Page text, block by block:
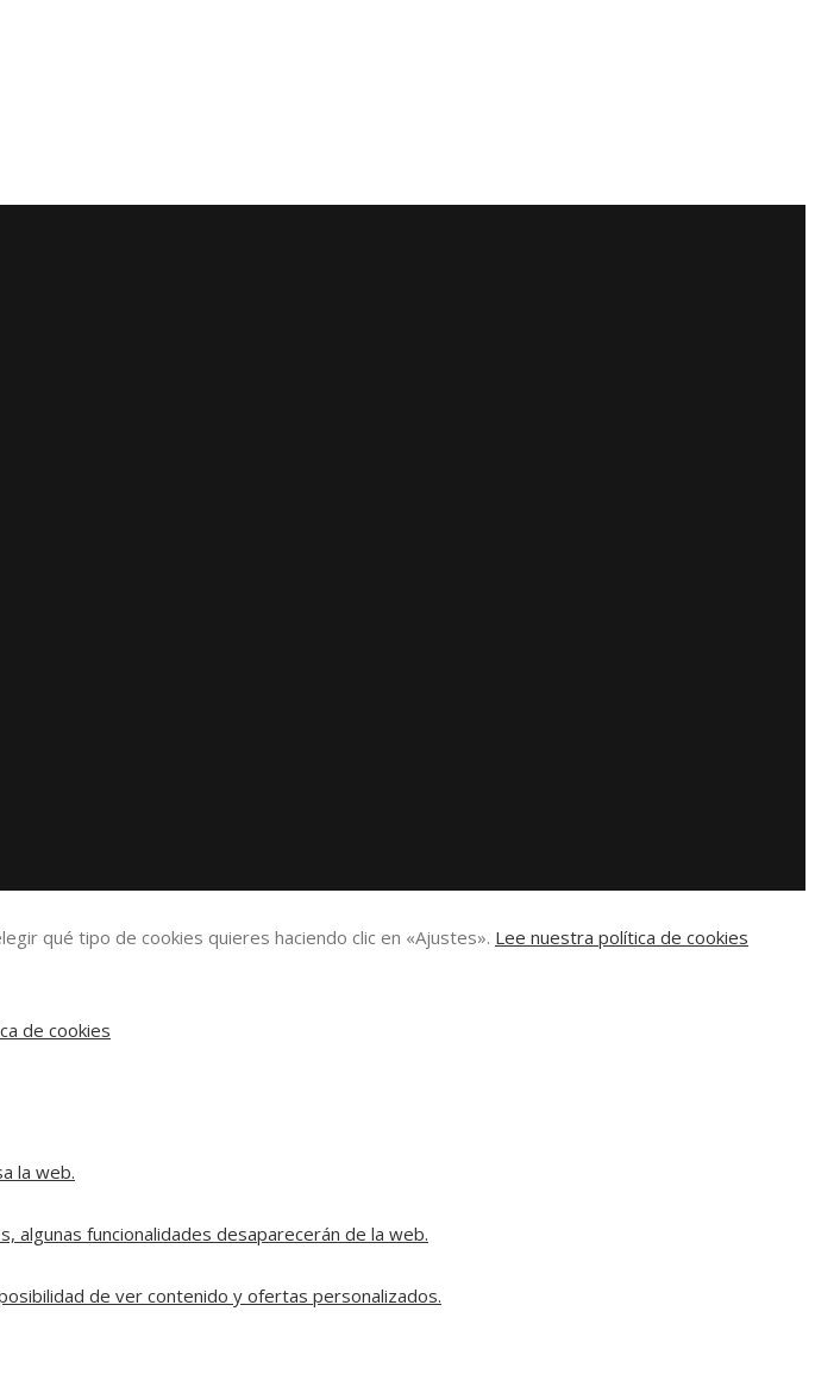
qué tipo de cookies quieres haciendo clic en «Ajustes». Lee nuestra política de cookies
de cookies
la web.
algunas funcionalidades desaparecerán de la web.
de ver contenido y ofertas personalizados.